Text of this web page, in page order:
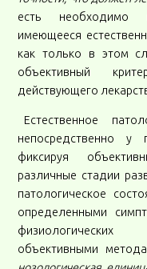
есть необходимо
имеющееся
как только в этом
объективный
действующего
Естественное
непосредственно у
фиксируя
различные стадии
патологическое
определенными
объективными